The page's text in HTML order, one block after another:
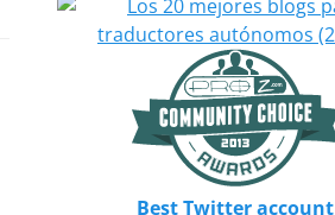
Best Twitter account